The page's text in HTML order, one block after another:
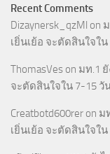
Recent Comments
Dizaynersk_qzMl on
เยิ่นเย้อ จะตัดสินใจใ
ThomasVes on มท.1
จะตัดสินใจใน 7-15 วั
Creatbotd600rer on ม
เยิ่นเย้อ จะตัดสินใจใ